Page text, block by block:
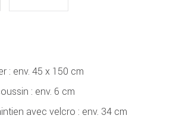
: env. 45 x 150 cm
: env. 6 cm
avec velcro : env. 34 cm